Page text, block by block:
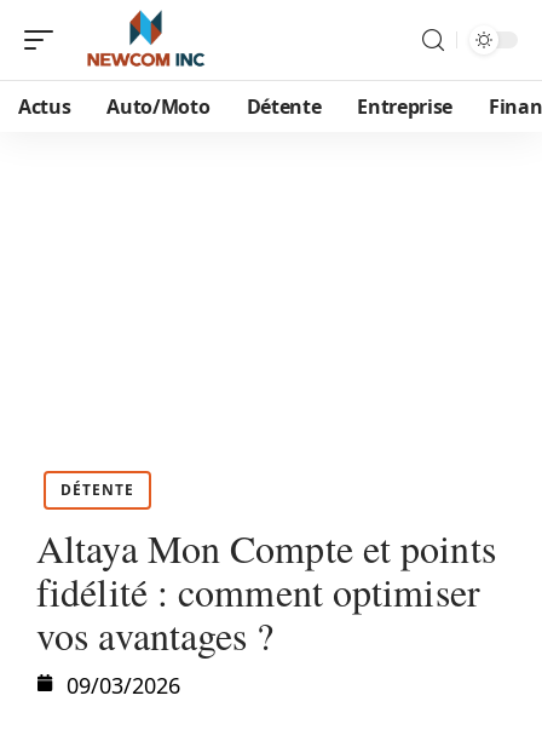
Actus Auto/Moto Détente Entreprise
DÉTENTE
Altaya Mon Compte et points
fidélité : comment optimiser
vos avantages ?
09/03/2026